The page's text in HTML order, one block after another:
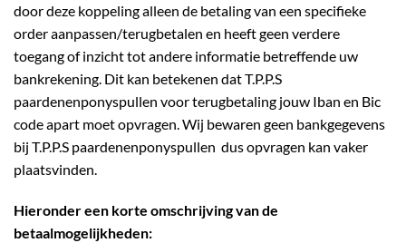
door deze koppeling alleen de betaling van een specifieke
order aanpassen/terugbetalen en heeft geen verdere
toegang of inzicht tot andere informatie betreffende uw
bankrekening. Dit kan betekenen dat T.P.P.S
paardenenponyspullen voor terugbetaling jouw Iban en Bic
code apart moet opvragen. Wij bewaren geen bankgegevens
bij T.P.P.S paardenenponyspullen dus opvragen kan vaker
plaatsvinden.
Hieronder een korte omschrijving van de
betaalmogelijkheden: